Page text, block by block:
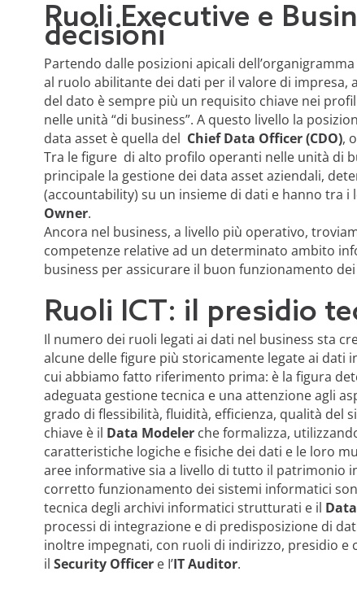
Ruoli Executive e
decisioni
Partendo dalle posizioni apicali
al ruolo abilitante dei dati per il valore di impresa,
del dato è sempre più un requisito chiave nei
nelle unità “di business”. A questo livello la
data asset è quella del Chief Data Officer (CDO),
Tra le figure di alto profilo operanti nelle unità di
principale la gestione dei data asset aziendali,
(accountability) su un insieme di dati e hanno tra
Owner.
Ancora nel business, a livello più operativo,
competenze relative ad un determinato ambito
business per assicurare il buon funzionamento
Ruoli ICT: il presidio
Il numero dei ruoli legati ai dati nel business sta
alcune delle figure più storicamente legate ai dati
cui abbiamo fatto riferimento prima: è la figura
adeguata gestione tecnica e una attenzione agli
grado di flessibilità, fluidità, efficienza, qualità del
chiave è il Data Modelerche formalizza,
caratteristiche logiche e fisiche dei dati e le loro
aree informative sia a livello di tutto il patrimonio
corretto funzionamento dei sistemi informatici
tecnica degli archivi informatici strutturati e il
processi di integrazione e di predisposizione di
inoltre impegnati, con ruoli di indirizzo, presidio
il Security Officere I’IT Auditor.